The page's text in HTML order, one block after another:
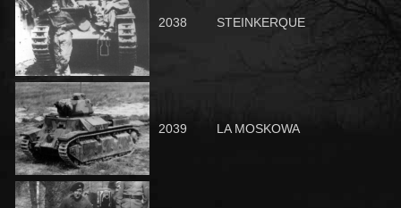
2038 STEINKERQUE
2039 LA MOSKOWA